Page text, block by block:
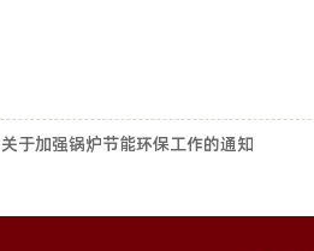
关于加强锅炉节能环保工作的通知